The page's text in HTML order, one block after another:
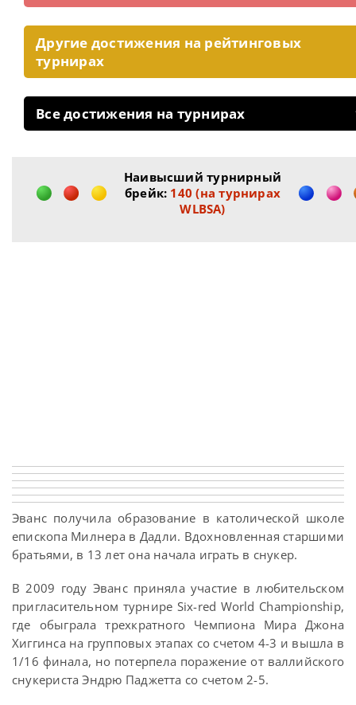
Другие достижения на рейтинговых
турнирах
Все достижения на турнирах
Наивысший турнирный
брейк: 140 (на турнирах
WLBSA)
Эванс получила образование в католической школе
епископа Милнера в Дадли. Вдохновленная старшими
братьями, в 13 лет она начала играть в снукер.
В 2009 году Эванс приняла участие в любительском
пригласительном турнире Six-red World Championship,
где обыграла трехкратного Чемпиона Мира Джона
Хиггинса на групповых этапах со счетом 4-3 и вышла в
1/16 финала, но потерпела поражение от валлийского
снукериста Эндрю Паджетта со счетом 2-5.